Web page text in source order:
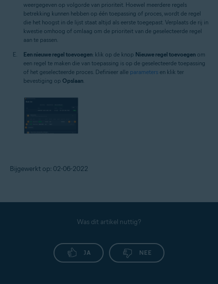
weergegeven op volgorde van prioriteit. Hoewel meerdere regels
betrekking kunnen hebben op één toepassing of proces, wordt de regel
die het hoogst in de lijst staat altijd als eerste toegepast. Verplaats de rij in
kwestie omhoog of omlaag om de prioriteit van de geselecteerde regel
aan te passen.
Een nieuwe regel toevoegen: klik op de knop Nieuwe regel toevoegen om
een regel te maken die van toepassing is op de geselecteerde toepassing
of het geselecteerde proces. Definieer alle parameters en klik ter
bevestiging op Opslaan
Bijgewerkt op: 02-06-2022
Was dit artikel nuttig?
JA NEE